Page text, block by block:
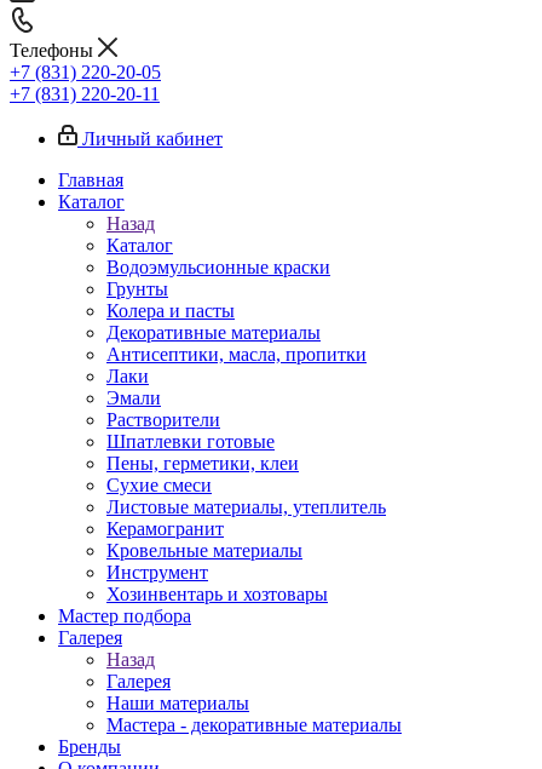
Телефоны
+7 (831) 220-20-05
+7 (831) 220-20-11
Личный кабинет
Главная
Каталог
Назад
Каталог
Водоэмульсионные краски
Грунты
Колера и пасты
Декоративные материалы
Антисептики, масла, пропитки
Лаки
Эмали
Растворители
Шпатлевки готовые
Пены, герметики, клеи
Сухие смеси
Листовые материалы, утеплитель
Керамогранит
Кровельные материалы
Инструмент
Хозинвентарь и хозтовары
Мастер подбора
Галерея
Назад
Галерея
Наши материалы
Мастера - декоративные материалы
Бренды